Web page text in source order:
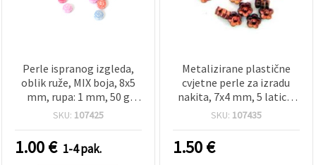
Perle ispranog izgleda,
oblik ruže, MIX boja, 8x5
mm, rupa: 1 mm, 50 g
(~250 kom)
SKU: 107425
1.00€ 1-4 pak.
Metalizirane plastične
cvjetne perle za izradu
nakita, 7x4 mm, 5 latica,
crvene - 50 g
SKU: 107435
1.50€